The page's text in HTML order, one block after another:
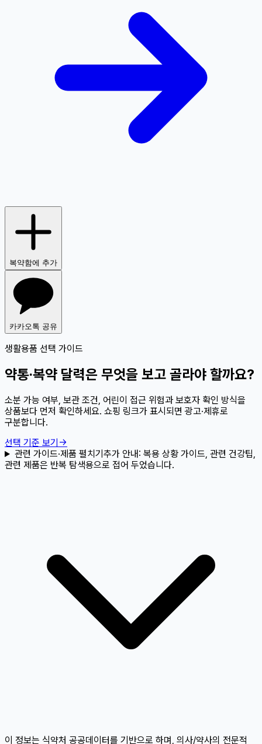
복약함에 추가
카카오톡 공유
생활용품 선택 가이드
약통·복약 달력은 무엇을 보고 골라야 할까요?
소분 가능 여부, 보관 조건, 어린이 접근 위험과 보호자 확인 방식을
상품보다 먼저 확인하세요. 쇼핑 링크가 표시되면 광고·제휴로
구분합니다.
선택 기준 보기 →
관련 가이드·제품 펼치기추가 안내: 복용 상황 가이드, 관련 건강팁,
관련 제품은 반복 탐색용으로 접어 두었습니다.
이 정보는 식약처 공공데이터를 기반으로 하며, 의사/약사의 전문적